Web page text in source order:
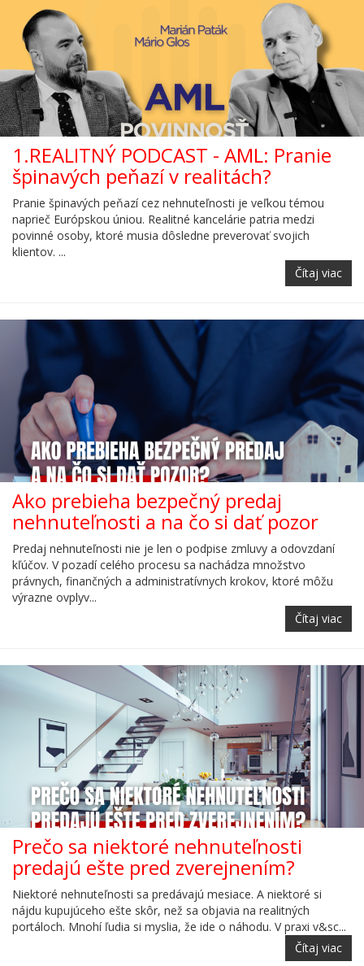
1.REALITNÝ PODCAST - AML: Pranie
špinavých peňazí v realitách?
Pranie špinavých peňazí cez nehnuteľnosti je veľkou témou
naprieč Európskou úniou. Realitné kancelárie patria medzi
povinné osoby, ktoré musia dôsledne preverovať svojich
klientov. ...
Čítaj viac
Ako prebieha bezpečný predaj
nehnuteľnosti a na čo si dať pozor
Predaj nehnuteľnosti nie je len o podpise zmluvy a odovzdaní
kľúčov. V pozadí celého procesu sa nachádza množstvo
právnych, finančných a administratívnych krokov, ktoré môžu
výrazne ovplyv...
Čítaj viac
Prečo sa niektoré nehnuteľnosti
predajú ešte pred zverejnením?
Niektoré nehnuteľnosti sa predávajú mesiace. A niektoré si
nájdu kupujúceho ešte skôr, než sa objavia na realitných
portáloch. Mnohí ľudia si myslia, že ide o náhodu. V praxi v&sc...
Čítaj viac